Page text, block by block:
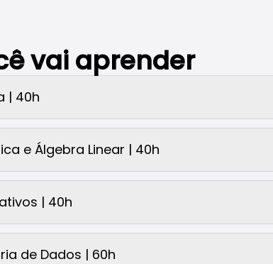
vai aprender
| 40h
e Álgebra Linear | 40h
| 40h
de Dados | 60h